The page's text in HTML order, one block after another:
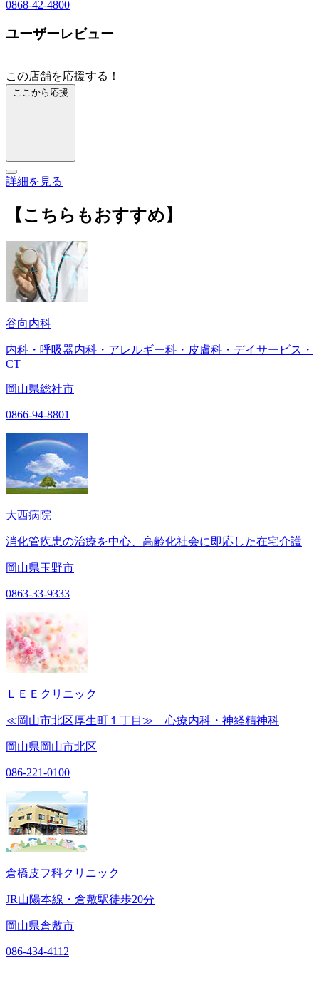
0868-42-4800
ユーザーレビュー
この店舗を応援する！
ここから応援
詳細を見る
【こちらもおすすめ】
谷向内科
内科・呼吸器内科・アレルギー科・皮膚科・デイサービス・
CT
岡山県総社市
0866-94-8801
大西病院
消化管疾患の治療を中心、高齢化社会に即応した在宅介護
岡山県玉野市
0863-33-9333
ＬＥＥクリニック
≪岡山市北区厚生町１丁目≫ 心療内科・神経精神科
岡山県岡山市北区
086-221-0100
倉橋皮フ科クリニック
JR山陽本線・倉敷駅徒歩20分
岡山県倉敷市
086-434-4112